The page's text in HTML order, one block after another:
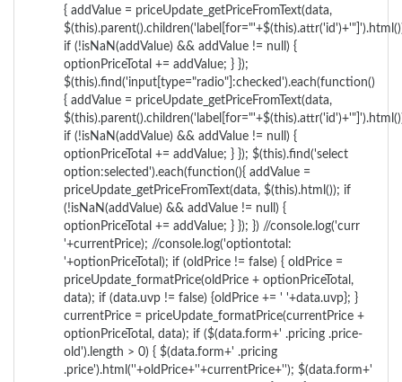
{ addValue = priceUpdate_getPriceFromText(data,
if (!isNaN(addValue) && addValue != null) {
optionPriceTotal += addValue; } });
$(this).find('input[type="radio"]:checked').each(function()
{ addValue = priceUpdate_getPriceFromText(data,
if (!isNaN(addValue) && addValue != null) {
optionPriceTotal += addValue; } }); $(this).find('select
option:selected').each(function(){ addValue =
priceUpdate_getPriceFromText(data, $(this).html()); if
(!isNaN(addValue) && addValue != null) {
optionPriceTotal += addValue; } }); }) //console.log('curr
'+currentPrice); //console.log('optiontotal:
'+optionPriceTotal); if (oldPrice != false) { oldPrice =
priceUpdate_formatPrice(oldPrice + optionPriceTotal,
data); if (data.uvp != false) {oldPrice += ' '+data.uvp}; }
currentPrice = priceUpdate_formatPrice(currentPrice +
optionPriceTotal, data); if ($(data.form+' .pricing .price-
old').length > 0) { $(data.form+' .pricing
.price').html(''+oldPrice+''+currentPrice+''); $(data.form+'